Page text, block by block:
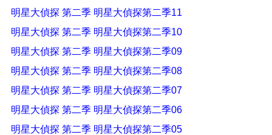
明星大偵探 第二季 明星大偵探第二季11
明星大偵探 第二季 明星大偵探第二季10
明星大偵探 第二季 明星大偵探第二季09
明星大偵探 第二季 明星大偵探第二季08
明星大偵探 第二季 明星大偵探第二季07
明星大偵探 第二季 明星大偵探第二季06
明星大偵探 第二季 明星大偵探第二季05